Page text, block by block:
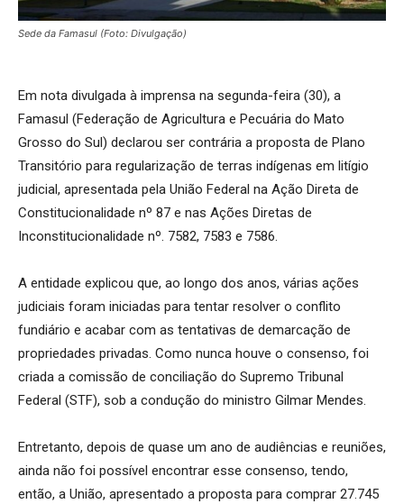
Sede da Famasul (Foto: Divulgação)
Em nota divulgada à imprensa na segunda-feira (30), a
Famasul (Federação de Agricultura e Pecuária do Mato
Grosso do Sul) declarou ser contrária a proposta de Plano
Transitório para regularização de terras indígenas em litígio
judicial, apresentada pela União Federal na Ação Direta de
Constitucionalidade nº 87 e nas Ações Diretas de
Inconstitucionalidade nº. 7582, 7583 e 7586.
A entidade explicou que, ao longo dos anos, várias ações
judiciais foram iniciadas para tentar resolver o conflito
fundiário e acabar com as tentativas de demarcação de
propriedades privadas. Como nunca houve o consenso, foi
criada a comissão de conciliação do Supremo Tribunal
Federal (STF), sob a condução do ministro Gilmar Mendes.
Entretanto, depois de quase um ano de audiências e reuniões,
ainda não foi possível encontrar esse consenso, tendo,
então, a União, apresentado a proposta para comprar 27.745